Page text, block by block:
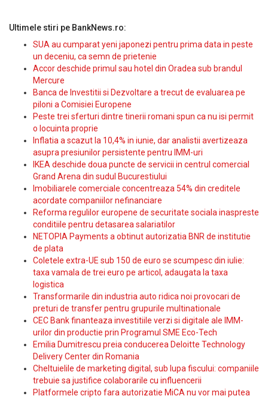
Ultimele stiri pe BankNews.ro:
SUA au cumparat yeni japonezi pentru prima data in peste
un deceniu, ca semn de prietenie
Accor deschide primul sau hotel din Oradea sub brandul
Mercure
Banca de Investitii si Dezvoltare a trecut de evaluarea pe
piloni a Comisiei Europene
Peste trei sferturi dintre tinerii romani spun ca nu isi permit
o locuinta proprie
Inflatia a scazut la 10,4% in iunie, dar analistii avertizeaza
asupra presiunilor persistente pentru IMM-uri
IKEA deschide doua puncte de servicii in centrul comercial
Grand Arena din sudul Bucurestiului
Imobiliarele comerciale concentreaza 54% din creditele
acordate companiilor nefinanciare
Reforma regulilor europene de securitate sociala inaspreste
conditiile pentru detasarea salariatilor
NETOPIA Payments a obtinut autorizatia BNR de institutie
de plata
Coletele extra-UE sub 150 de euro se scumpesc din iulie:
taxa vamala de trei euro pe articol, adaugata la taxa
logistica
Transformarile din industria auto ridica noi provocari de
preturi de transfer pentru grupurile multinationale
CEC Bank finanteaza investitiile verzi si digitale ale IMM-
urilor din productie prin Programul SME Eco-Tech
Emilia Dumitrescu preia conducerea Deloitte Technology
Delivery Center din Romania
Cheltuielile de marketing digital, sub lupa fiscului: companiile
trebuie sa justifice colaborarile cu influencerii
Platformele cripto fara autorizatie MiCA nu vor mai putea